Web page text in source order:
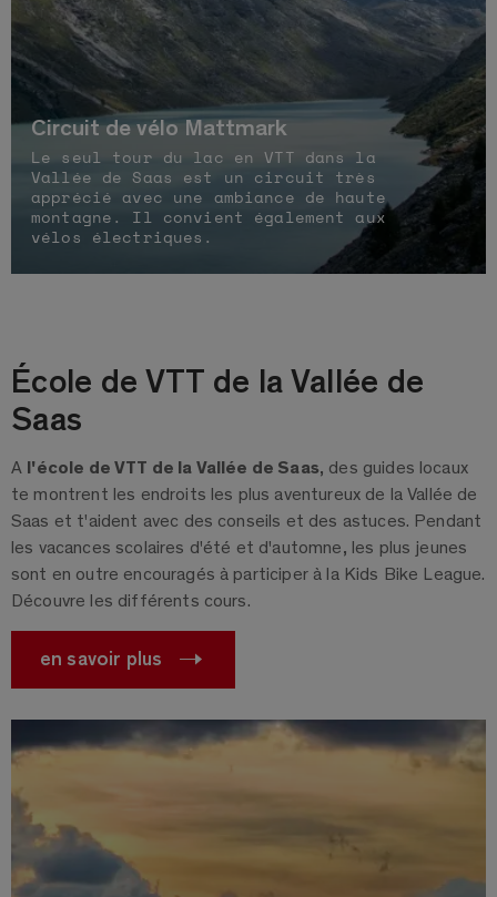
Circuit de vélo Mattmark
Le seul tour du lac en VTT dans la
Vallée de Saas est un circuit très
apprécié avec une ambiance de haute
montagne. Il convient également aux
vélos électriques.
École de VTT de la Vallée de
Saas
A l'école de VTT de la Vallée de Saas, des guides locaux
te montrent les endroits les plus aventureux de la Vallée de
Saas et t'aident avec des conseils et des astuces. Pendant
les vacances scolaires d'été et d'automne, les plus jeunes
sont en outre encouragés à participer à la Kids Bike League.
Découvre les différents cours.
en savoir plus